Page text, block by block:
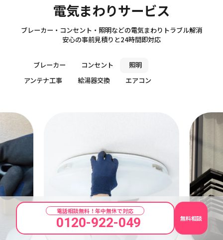
電気まわりサービス
Electricity
ブレーカー・コンセント・照明などの電気まわりトラブル解消
安心の事前見積りと24時間即対応
ブレーカー コンセント
照明
アンテナ工事
給湯器交換 エアコン
電話相談無料！年中無休で対応
0120-922-049 無料相談